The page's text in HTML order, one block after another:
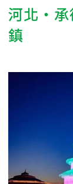
河北・
鎮